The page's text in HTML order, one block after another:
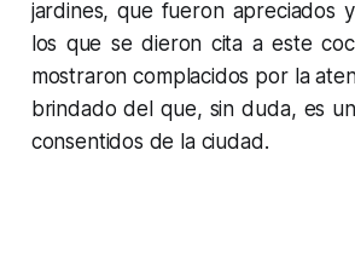
jardines, que fueron apreciados
los que se dieron cita a este
mostraron complacidos por la
brindado del que, sin duda, es
consentidos de la ciudad.